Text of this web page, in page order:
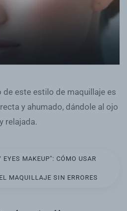
de este estilo de maquillaje es
y ahumado, dándole al ojo
relajada.
EYES MAKEUP": CÓMO USAR
MAQUILLAJE SIN ERRORES